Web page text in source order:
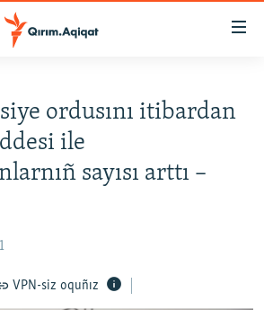
ordusını itibardan
ile
sayısı arttı –
VPN-siz oquñız